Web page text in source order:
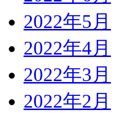
2022年5月
2022年4月
2022年3月
2022年2月